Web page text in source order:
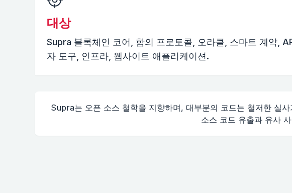
대상
Supra 블록체인 코어, 합의 프로토콜, 오라클, 스마트 계약,
자 도구, 인프라, 웹사이트 애플리케이션.
Supra는 오픈 소스 철학을 지향하며, 대부분의 코드는 철저한 실
소스 코드 유출과 유사